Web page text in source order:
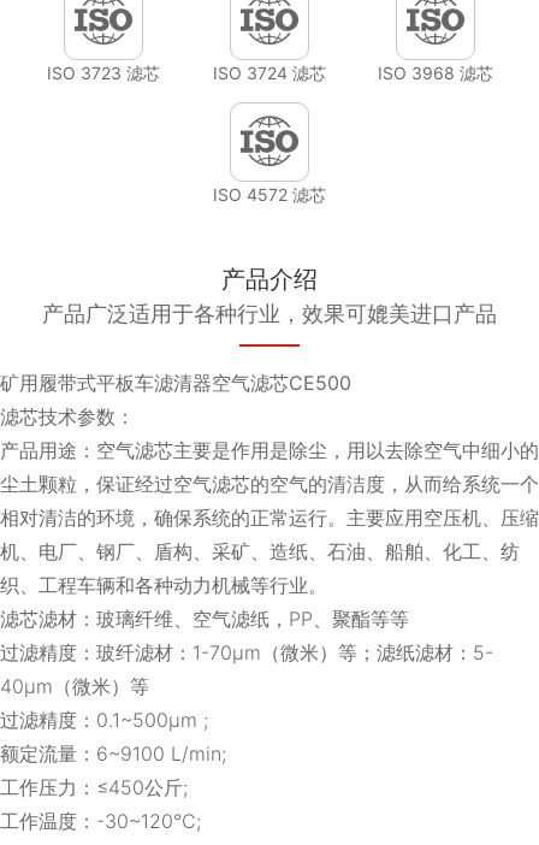
ISO 3723 滤芯 ISO 3724 滤芯 ISO 3968 滤芯
ISO 4572 滤芯
产品介绍
产品广泛适用于各种行业，效果可媲美进口产品
矿用履带式平板车滤清器空气滤芯CE500
滤芯技术参数：
产品用途：空气滤芯主要是作用是除尘，用以去除空气中细小的
尘土颗粒，保证经过空气滤芯的空气的清洁度，从而给系统一个
相对清洁的环境，确保系统的正常运行。主要应用空压机、压缩
机、电厂、钢厂、盾构、采矿、造纸、石油、船舶、化工、纺
织、工程车辆和各种动力机械等行业。
滤芯滤材：玻璃纤维、空气滤纸，PP、聚酯等等
过滤精度：玻纤滤材：1-70μm（微米）等；滤纸滤材：5-
40μm（微米）等
过滤精度：0.1~500μm ;
额定流量：6~9100 L/min;
工作压力：≤450公斤;
工作温度：-30~120℃;